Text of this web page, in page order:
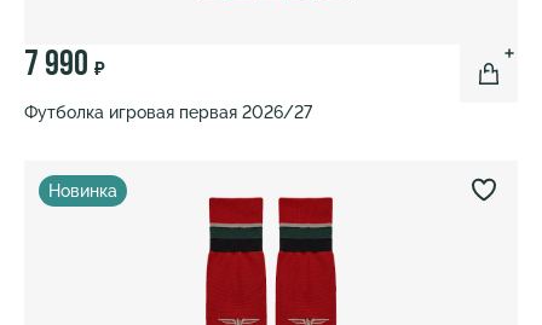
7 990 ₽
Футболка игровая первая 2026/27
Новинка